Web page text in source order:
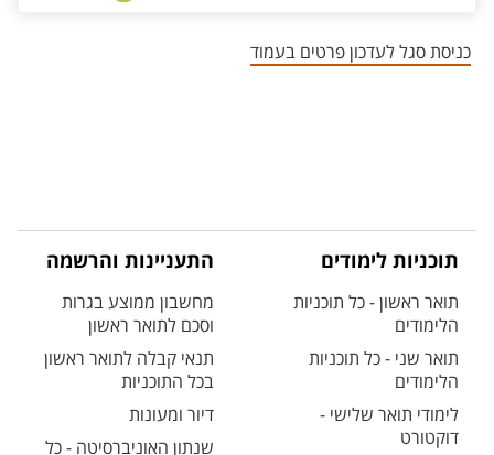
כניסת סגל לעדכון פרטים בעמוד
תוכניות לימודים
תואר ראשון - כל תוכניות
הלימודים
תואר שני - כל תוכניות
הלימודים
לימודי תואר שלישי -
דוקטורט
התעניינות והרשמה
מחשבון ממוצע בגרות
וסכם לתואר ראשון
תנאי קבלה לתואר ראשון
בכל התוכניות
דיור ומעונות
שנתון האוניברסיטה - כל